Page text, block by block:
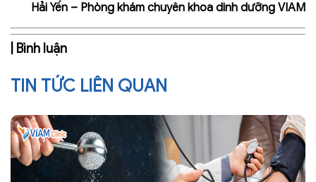
Hải Yến – Phòng khám chuyên khoa dinh dưỡng VIAM
| Bình luận
TIN TỨC LIÊN QUAN